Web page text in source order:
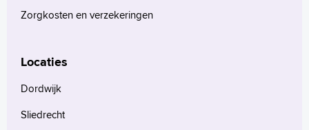
Zorgkosten en verzekeringen
Locaties
Dordwijk
Sliedrecht